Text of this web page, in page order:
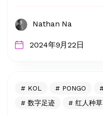
Nathan Na
2024年9月22日
KOL PONGO
数字足迹
红人种草